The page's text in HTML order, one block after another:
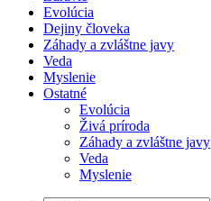
Evolúcia
Dejiny človeka
Záhady a zvláštne javy
Veda
Myslenie
Ostatné
Evolúcia
Živá príroda
Záhady a zvláštne javy
Veda
Myslenie